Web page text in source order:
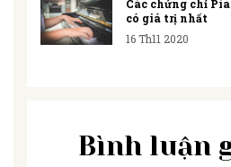
Các chứng chỉ
có giá trị nhất
16 Th11 2020
Bình luận